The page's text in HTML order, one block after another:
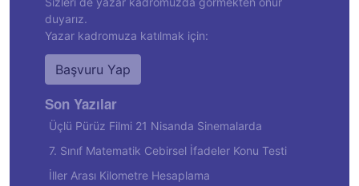
duyarız.
Yazar kadromuza katılmak için:
Başvuru Yap
Son Yazılar
Üçlü Pürüz Filmi 21 Nisanda Sinemalarda
7. Sınıf Matematik Cebirsel İfadeler Konu Testi
İller Arası Kilometre Hesaplama